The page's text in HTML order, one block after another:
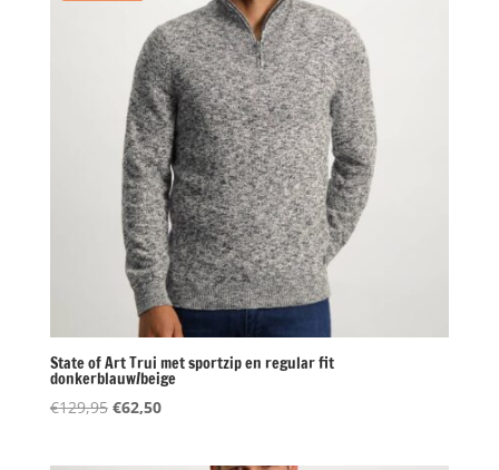
State of Art Trui met sportzip en regular fit
donkerblauw/beige
€129,95 Oorspronkelijke
€62,50Huidige